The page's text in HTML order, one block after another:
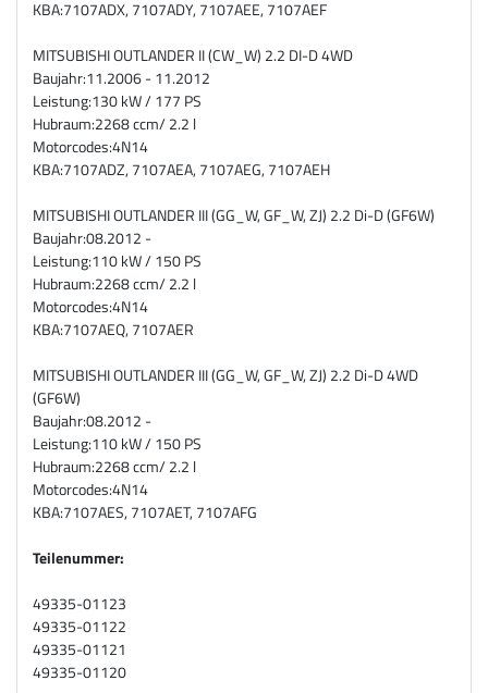
KBA:7107ADX, 7107ADY, 7107AEE, 7107AEF
MITSUBISHI OUTLANDER II (CW_W) 2.2 DI-D 4WD
Baujahr:11.2006 - 11.2012
Leistung:130 kW / 177 PS
Hubraum:2268 ccm/ 2.2 l
Motorcodes:4N14
KBA:7107ADZ, 7107AEA, 7107AEG, 7107AEH
MITSUBISHI OUTLANDER III (GG_W, GF_W, ZJ) 2.2 Di-D (GF6W)
Baujahr:08.2012 -
Leistung:110 kW / 150 PS
Hubraum:2268 ccm/ 2.2 l
Motorcodes:4N14
KBA:7107AEQ, 7107AER
MITSUBISHI OUTLANDER III (GG_W, GF_W, ZJ) 2.2 Di-D 4WD
(GF6W)
Baujahr:08.2012 -
Leistung:110 kW / 150 PS
Hubraum:2268 ccm/ 2.2 l
Motorcodes:4N14
KBA:7107AES, 7107AET, 7107AFG
Teilenummer:
49335-01123
49335-01122
49335-01121
49335-01120